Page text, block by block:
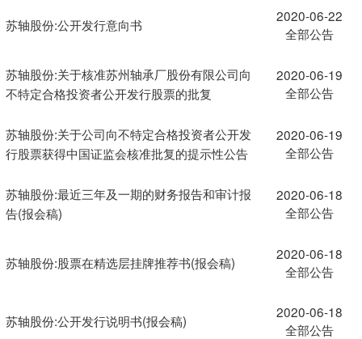
苏轴股份:公开发行意向书
2020-06-22
全部公告
苏轴股份:关于核准苏州轴承厂股份有限公司向
不特定合格投资者公开发行股票的批复
2020-06-19
全部公告
苏轴股份:关于公司向不特定合格投资者公开发
行股票获得中国证监会核准批复的提示性公告
2020-06-19
全部公告
苏轴股份:最近三年及一期的财务报告和审计报
告(报会稿)
2020-06-18
全部公告
苏轴股份:股票在精选层挂牌推荐书(报会稿)
2020-06-18
全部公告
苏轴股份:公开发行说明书(报会稿)
2020-06-18
全部公告